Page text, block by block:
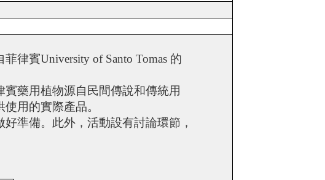
菲律賓University of Santo Tomas 的
藥用植物源自民間傳說和傳統用
用的實際產品。
準備。此外，活動設有討論環節，